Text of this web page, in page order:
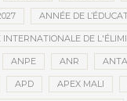
ANNÉE DE
INTERNATIONALE DE
ANPE ANR
APD APEX MALI